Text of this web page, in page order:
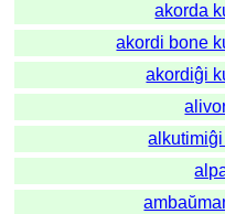
akorda
akordi bone
akordiĝi
alkutimiĝi